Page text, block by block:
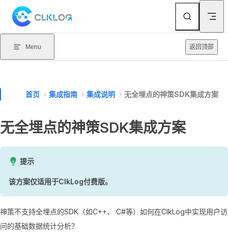
Skip to content
Menu 返回顶部
首页 集成指南 集成说明 无全埋点的神策SDK集成方案
无全埋点的神策SDK集成方案
提示
该方案仅适用于ClkLog付费版。
神策不支持全埋点的SDK（如C++、 C#等）如何在ClkLog中实现用户访
问的基础数据统计分析？